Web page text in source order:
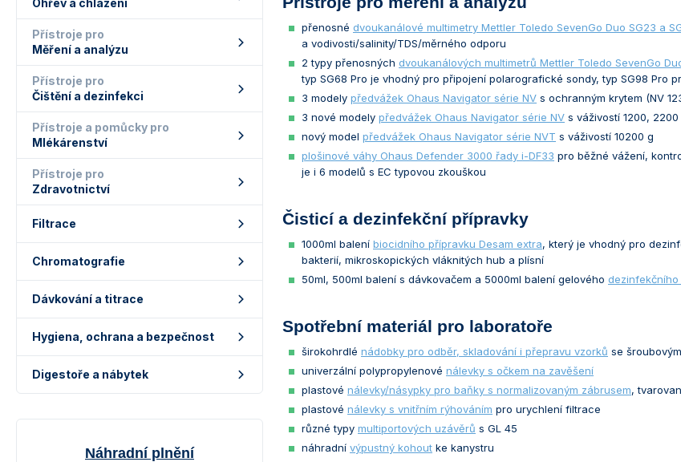
Ohřev a chlazení
Přístroje pro
Měření a analýzu
Přístroje pro
Čištění a dezinfekci
Přístroje a pomůcky pro
Mlékárenství
Přístroje pro
Zdravotnictví
Filtrace
Chromatografie
Dávkování a titrace
Hygiena, ochrana a bezpečnost
Digestoře a nábytek
Náhradní plnění
přenosné dvoukanálové multimetry Mettler Toledo SevenGo Duo SG23 a
a vodivosti/salinity/TDS/měrného odporu
2 typy přenosných dvoukanálových multimetrů Mettler Toledo SevenGo
typ SG68 Pro je vhodný pro připojení polarografické sondy, typ SG98 Pro
3 modely předvážek Ohaus Navigator série NV s ochranným krytem (NV
3 nové modely předvážek Ohaus Navigator série NV s váživostí 1200,
nový model předvážek Ohaus Navigator série NVT s váživostí 10200 g
plošinové váhy Ohaus Defender 3000 řady i-DF33 pro běžné vážení,
je i 6 modelů s EC typovou zkouškou
Čisticí a dezinfekční přípravky
1000ml balení biocidního přípravku Desam extra, který je vhodný pro
bakterií, mikroskopických vláknitých hub a plísní
50ml, 500ml balení s dávkovačem a 5000ml balení gelového
Spotřební materiál pro laboratoře
širokohrdlé nádobky pro odběr, skladování i přepravu vzorků se
univerzální polypropylenové nálevky s očkem na zavěšení
plastové nálevky/násypky pro baňky s normalizovaným zábrusem,
plastové nálevky s vnitřním rýhováním pro urychlení filtrace
různé typy multiportových uzávěrů s GL 45
náhradní výpustný kohout ke kanystru